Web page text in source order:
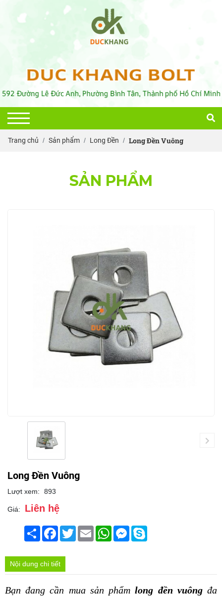
Trang chủ Sản phẩm Long Đền Long Đền Vuông
SẢN PHẨM
Long Đền Vuông
Lượt xem: 893
Giá: Liên hệ
Chia
sẻ
Facebook
TwitterEmail WhatsAppMessenger
Nội dung chi tiết
Bạn đang cần mua sản phẩm long đền vuông đa